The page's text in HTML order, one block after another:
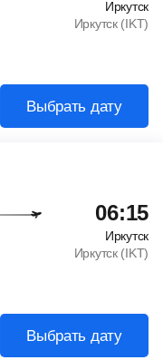
Иркутск
Иркутск (IKT)
Выбрать дату
06:15
Иркутск
Иркутск (IKT)
Выбрать дату